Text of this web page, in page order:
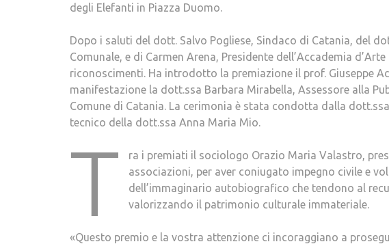
degli Elefanti in Piazza Duomo.
Dopo i saluti del dott. Salvo Pogliese, Sindaco di Catania, del
Comunale, e di Carmen Arena, Presidente dell’Accademia
riconoscimenti. Ha introdotto la premiazione il prof. Giuseppe
manifestazione la dott.ssa Barbara Mirabella, Assessore alla
Comune di Catania. La cerimonia è stata condotta dalla
tecnico della dott.ssa Anna Maria Mio.
T
ra i premiati il sociologo Orazio Maria Valastro,
associazioni, per aver coniugato impegno civile e
dell’immaginario autobiografico che tendono al
valorizzando il patrimonio culturale immateriale.
«Questo premio e la vostra attenzione ci incoraggiano a